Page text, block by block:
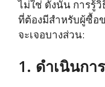
ไม่ใช่ ดังนั้น การรู้
ที่ต้องมีสำหรับผู้ซื้
จะเจอบางส่วน:
1. ดำเนินกา